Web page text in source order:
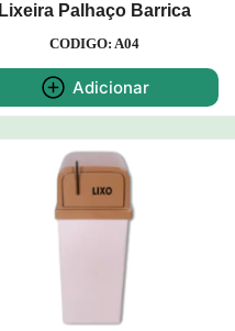
Lixeira Palhaço Barrica
CODIGO: A04
Adicionar